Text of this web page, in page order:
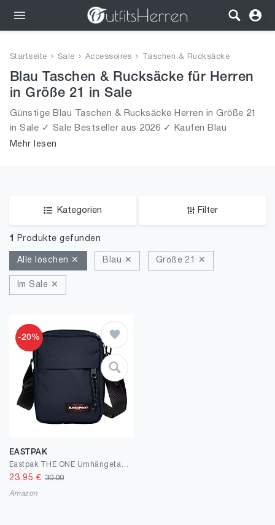
Bekleidung
Schuhe
Startseite Sale Accessoires Taschen & Rucksäcke
Blau Taschen & Rucksäcke für Herren
in Größe 21 in Sale
Günstige Blau Taschen & Rucksäcke Herren in Größe 21
in Sale ✓ Sale Bestseller aus 2026 ✓ Kaufen Blau
Taschen & Rucksäcke für Männer in Größe 21 in Sale!
Mehr lesen
Kategorien Filter
1 Produkte gefunden
Alle löschen ✕ Blau ✕ Größe 21 ✕
Im Sale ✕
-20%
EASTPAK
23.95 €30.00
Amazon